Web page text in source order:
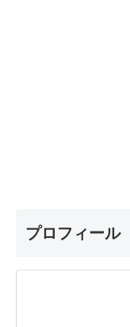
プロフィール